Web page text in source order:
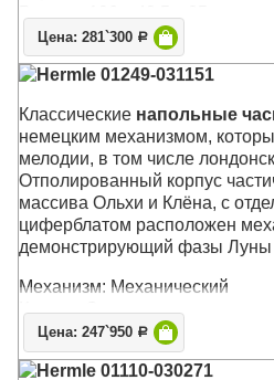
Цена: 281`300 Р
Hermle 01249-031151
Классические напольные
немецким механизмом,
мелодии, в том числе
Отполированный корпус
массива Ольхи и Клёна, с
циферблатом расположен
демонстрирующий фазы Луны
Механизм: Механический
Корпус: Орех
Звуковой сигнал:Вестминстер
Михаил, Бим-Бом
Размер: 196 х 48,5 х 29 см
Цена: 247`950 Р
Hermle 01110-030271